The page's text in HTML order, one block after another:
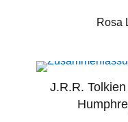
Rosa
J.R.R.